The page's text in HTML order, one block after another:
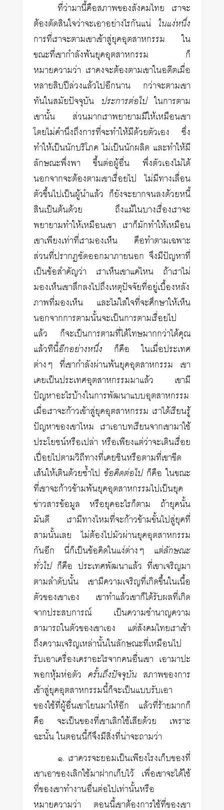
ที่ว่ามานี้คือสภาพของสังคมไทย เราจะ
ต้องตัดสินใจว่าจะเอาอย่างไรกันแน่ ในแง่หนึ่ง
การที่เราจะตามเขาเข้าสู่ยุคอุตสาหกรรม ใน
ขณะที่เขากำลังพ้นยุคอุตสาหกรรม ก็
หมายความว่า เราคงจะต้องตามเขาในอดีตเมื่อ
หลายสิบปีล่วงแล้วไปอีกนาน กว่าจะตามเขา
ทันในสมัยปัจจุบัน ประการต่อไปในการตาม
เขานั้น ส่วนมากเราพยายามมีให้เหมือนเขา
โดยไม่คำนึงถึงการที่จะทำให้มีด้วยตัวเอง ซึ่ง
ทำให้เป็นนักบริโภค ไม่เป็นนักผลิต และทำให้มี
ลักษณะพึ่งพา ขึ้นต่อผู้อื่น พึ่งตัวเองไม่ได้
นอกจากจะต้องตามเขาเรื่อยไป ไม่มีทางเลื่อน
ตัวขึ้นไปเป็นผู้นำแล้ว ก็ยังจะยากจนลงด้วยหนี้
สินเป็นต้นด้วย ถึงแม้ในบางเรื่องเราจะ
พยายามทำให้เหมือนเขา เราก็มักทำให้เหมือน
เขาเพียงเท่าที่เรามองเห็น คือทำตามเฉพาะ
ส่วนที่ปรากฏชัดออกมาภายนอก จึงมีปัญหาที่
เป็นข้อสำคัญว่า เราเห็นเขาแค่ไหน ถ้าเราไม่
มองเห็นเขาลึกลงไปถึงเหตุปัจจัยที่อยู่เบื้องหลัง
ภาพที่มองเห็น และไม่ใส่ใจที่จะศึกษาให้เห็น
นอกจากการตามนั้นจะเป็นการตามเรื่อยไป
แล้ว ก็จะเป็นการตามที่ได้โทษมากกว่าได้คุณ
แล้วทีนี้อีกอย่างหนึ่ง ก็คือ ในเมื่อประเทศ
ต่างๆ ที่เขากำลังผ่านพ้นยุคอุตสาหกรรม เขา
เคยเป็นประเทศอุตสาหกรรมมาแล้ว เขามี
ปัญหาอะไรบ้างในการพัฒนาแบบอุตสาหกรรม
เมื่อเราจะก้าวเข้าสู่ยุคอุตสาหกรรม เราได้เรียนรู้
ปัญหาของเขาไหม เราเอาบทเรียนจากเขามาใช้
ประโยชน์หรือเปล่า หรือเพียงแต่ว่าจะเดินเรื่อย
เปื่อยไปตามวิถีทางที่เคยชินหรือตามที่เขาขีด
เส้นให้เดินด้วยซ้ำไป ข้อคิดต่อไปก็คือ ในขณะ
ที่เขาจะก้าวข้ามพ้นยุคอุตสาหกรรมไปเป็นยุค
ข่าวสารข้อมูล หรือยุคอะไรก็ตาม ถ้ายุคนั้น
มันดี เรามีทางไหมที่จะก้าวข้ามขั้นไปสู่ยุคที่
สามนั้นเลย ไม่ต้องไปมัวผ่านยุคอุตสาหกรรม
กันอีก นี่ก็เป็นข้อคิดในแง่ต่างๆ แต่ลักษณะ
ทั่วไปก็คือ ประเทศพัฒนาแล้ว ที่เขาเจริญมา
ตามลำดับนั้น เขามีความเจริญที่เกิดขึ้นในเนื้อ
ตัวของเขาเอง เขาทำแล้วเขาก็ได้รับผลที่เกิด
จากประสบการณ์ เป็นความชำนาญความ
สามารถในตัวของเขาเอง แต่สังคมไทยเราเข้า
ถึงความเจริญเหล่านั้นในลักษณะที่เหมือนไป
รับเอาเครื่องเคราอะไรจากคนอื่นเขา เอามาปะ
พอกหุ้มห่อตัว ครั้นถึงปัจจุบัน สภาพของการ
เข้าสู่ยุคอุตสาหกรรมนี้ก็จะเป็นแบบรับเอา
ของใช้ที่ผู้อื่นเขาโยนมาให้อีก แล้วที่ร้ายมากก็
คือ จะเป็นของที่เขาเลิกใช้เสียด้วย เพราะ
ฉะนั้น ในตอนนี้ก็จึงมีสิ่งที่น่าจะถามว่า
๑. เราควรจะยอมเป็นเพียงโรงเก็บของที่
เขาเอาของเลิกใช้มาฝากเก็บไว้ เพื่อเขาจะได้ใช้
ที่ของเขาทำงานอื่นต่อไปเท่านั้นหรือ
หมายความว่า ตอนนี้เขาต้องการใช้ที่ของเขา